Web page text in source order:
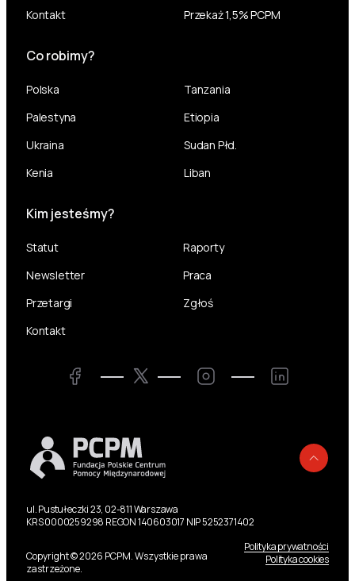
Kontakt
Przekaż 1,5% PCPM
Co robimy?
Polska
Palestyna
Ukraina
Kenia
Tanzania
Etiopia
Sudan Płd.
Liban
Kim jesteśmy?
Statut
Raporty
Newsletter
Praca
Przetargi
Zgłoś
Kontakt
Facebook Twitter Instagram LinkedIn
ul. Pustułeczki 23, 02-811 Warszawa
KRS 0000259298 REGON 140603017 NIP 5252371402
Copyright © 2026 PCPM. Wszystkie prawa
zastrzeżone.
Polityka prywatności
Polityka cookies